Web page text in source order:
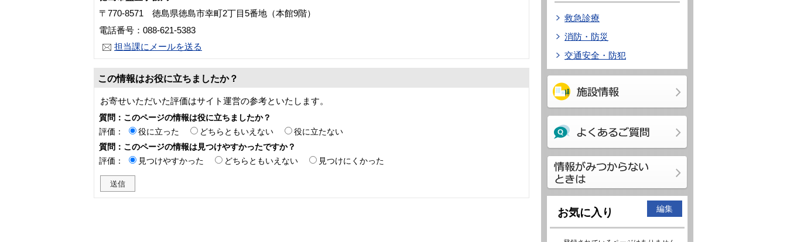
〒770-8571 徳島県徳島市幸町2丁目5番地（本館9階）
電話番号：088-621-5383
担当課にメールを送る
この情報はお役に立ちましたか？
お寄せいただいた評価はサイト運営の参考といたします。
質問：このページの情報は役に立ちましたか？
評価：
役に立った どちらともいえない
役に立たない
質問：このページの情報は見つけやすかったですか？
評価：
見つけやすかった どちらともいえない 見つけにくかった
救急診療
消防・防災
交通安全・防犯
お気に入り 編集